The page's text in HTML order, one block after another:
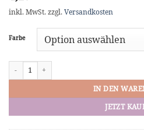
inkl. MwSt. zzgl. Versandkosten
Farbe
IN DEN
JETZT